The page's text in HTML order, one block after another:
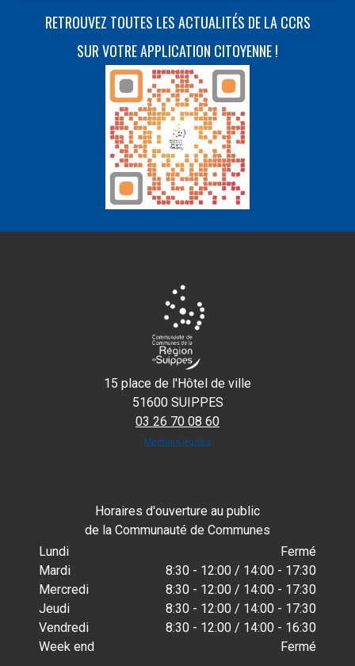
RETROUVEZ TOUTES LES ACTUALITÉS DE LA CCRS
SUR VOTRE APPLICATION CITOYENNE !
15 place de l'Hôtel de ville
51600 SUIPPES
03 26 70 08 60
Mentions légales
Horaires d'ouverture au public
de la Communauté de Communes
Lundi
Fermé
Mardi
8:30 - 12:00 / 14:00 - 17:30
Mercredi
8:30 - 12:00 / 14:00 - 17:30
Jeudi
8:30 - 12:00 / 14:00 - 17:30
Vendredi
8:30 - 12:00 / 14:00 - 16:30
Week end
Fermé